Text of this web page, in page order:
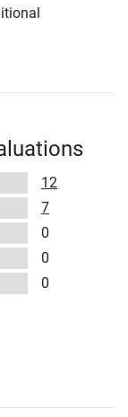
12
7
0
0
0